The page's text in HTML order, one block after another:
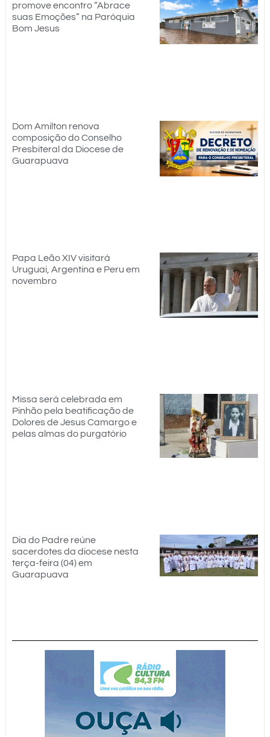
promove encontro “Abrace
suas Emoções” na Paróquia
Bom Jesus
Dom Amilton renova
composição do Conselho
Presbiteral da Diocese de
Guarapuava
Papa Leão XIV visitará
Uruguai, Argentina e Peru em
novembro
Missa será celebrada em
Pinhão pela beatificação de
Dolores de Jesus Camargo e
pelas almas do purgatório
Dia do Padre reúne
sacerdotes da diocese nesta
terça-feira (04) em
Guarapuava